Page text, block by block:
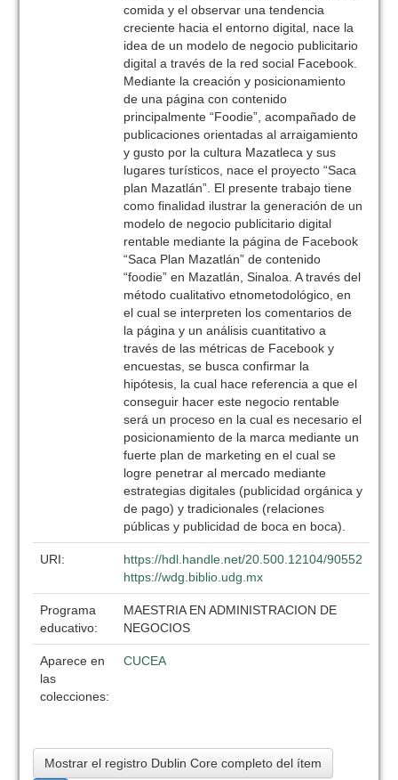
comida y el observar una tendencia
creciente hacia el entorno digital, nace la
idea de un modelo de negocio publicitario
digital a través de la red social Facebook.
Mediante la creación y posicionamiento
de una página con contenido
principalmente “Foodie”, acompañado de
publicaciones orientadas al arraigamiento
y gusto por la cultura Mazatleca y sus
lugares turísticos, nace el proyecto “Saca
plan Mazatlán”. El presente trabajo tiene
como finalidad ilustrar la generación de un
modelo de negocio publicitario digital
rentable mediante la página de Facebook
“Saca Plan Mazatlán” de contenido
“foodie” en Mazatlán, Sinaloa. A través del
método cualitativo etnometodológico, en
el cual se interpreten los comentarios de
la página y un análisis cuantitativo a
través de las métricas de Facebook y
encuestas, se busca confirmar la
hipótesis, la cual hace referencia a que el
conseguir hacer este negocio rentable
será un proceso en la cual es necesario el
posicionamiento de la marca mediante un
fuerte plan de marketing en el cual se
logre penetrar al mercado mediante
estrategias digitales (publicidad orgánica y
de pago) y tradicionales (relaciones
públicas y publicidad de boca en boca).
URI:
https://hdl.handle.net/20.500.12104/90552
https://wdg.biblio.udg.mx
Programa
educativo:
MAESTRIA EN ADMINISTRACION DE
NEGOCIOS
Aparece en
las
colecciones:
CUCEA
Mostrar el registro Dublin Core completo del ítem